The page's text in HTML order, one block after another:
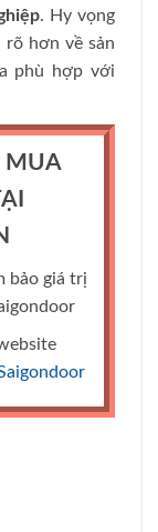
. Hy vọng
rõ hơn về sản
phù hợp với
MUA
bảo giá trị